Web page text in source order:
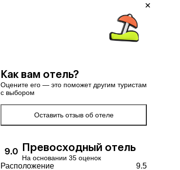
Как вам отель?
Оцените его — это поможет другим туристам
с выбором
Оставить отзыв об отеле
9.0 Превосходный отель
На основании 35 оценок
Расположение 9.5